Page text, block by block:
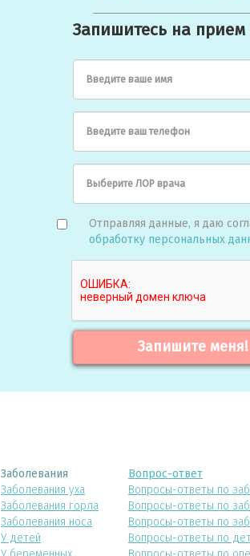
Запишитесь на прием
Введите ваше имя
Введите ваш телефон
Отправляя данные, я даю
обработку персональных
Запишите меня!
Заболевания
Заболевания уха
Заболевания горла
Заболевания носа
У детей
Вопрос-ответ
Вопросы-ответы по
Вопросы-ответы по
Вопросы-ответы по
Вопросы-ответы по